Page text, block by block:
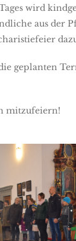
wird
aus der
geplanten
mitzufeiern!